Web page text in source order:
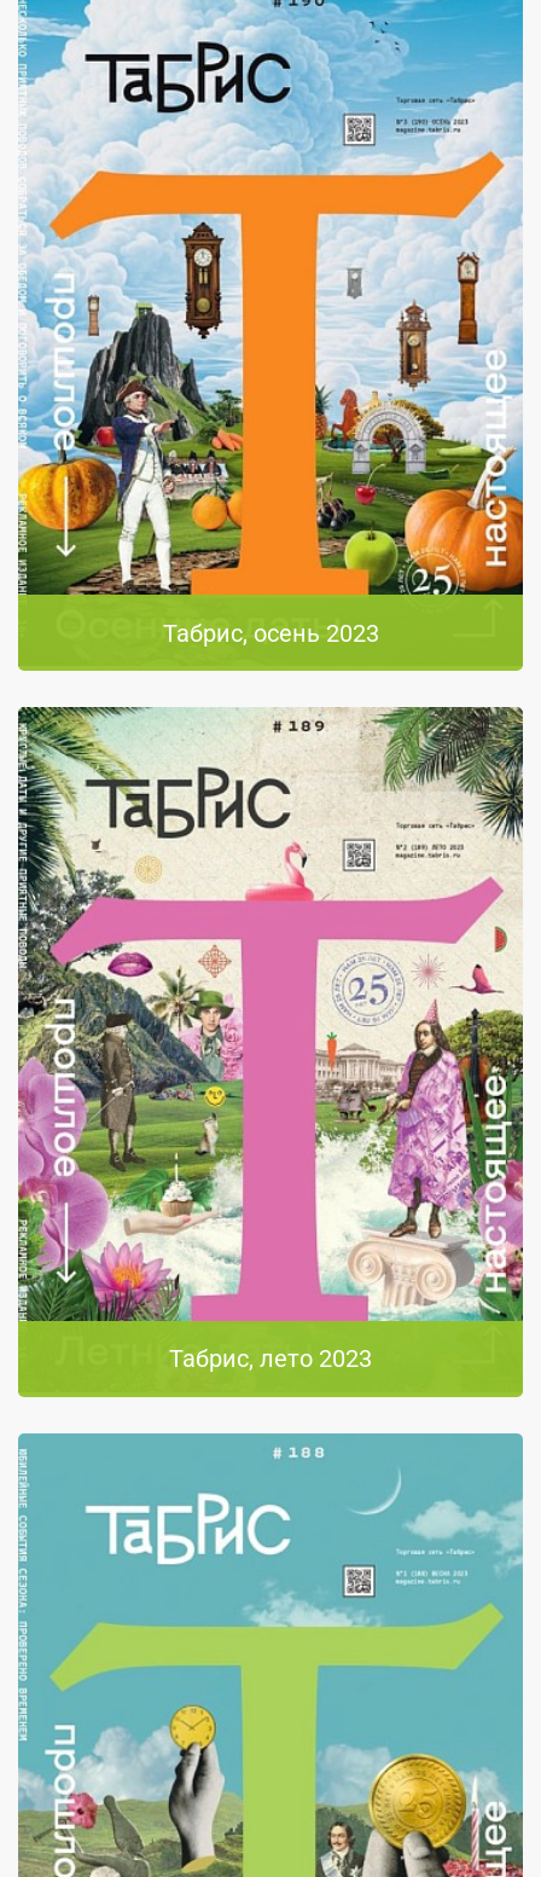
Табрис, осень 2023
Табрис, лето 2023